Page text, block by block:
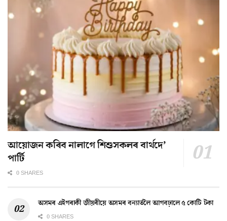
আয়োজন কৰিব নালাগে শিশুসকলৰ বাৰ্থদে’
পাৰ্টি
0 SHARES
অসমৰ এইগৰাকী জীয়ৰীয়ে অসমৰ বন্যাৰ্তলৈ আগবঢ়ালে ৫ কোটি টকা
0 SHARES